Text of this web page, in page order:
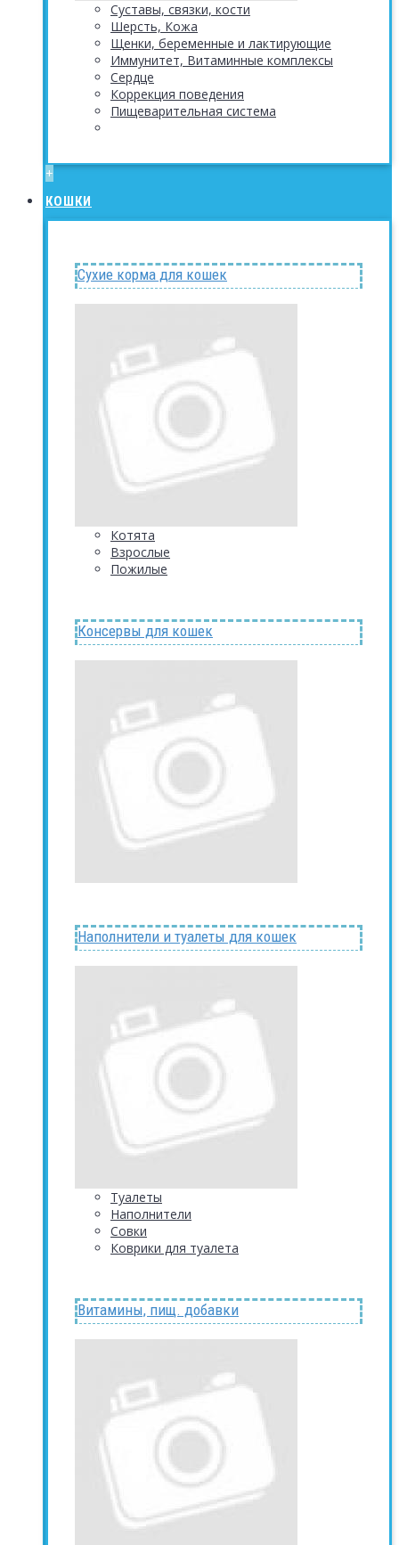
Суставы, связки, кости
Шерсть, Кожа
Щенки, беременные и лактирующие
Иммунитет, Витаминные комплексы
Сердце
Коррекция поведения
Пищеварительная система
+
КОШКИ
Сухие корма для кошек
Котята
Взрослые
Пожилые
Консервы для кошек
Наполнители и туалеты для кошек
Туалеты
Наполнители
Совки
Коврики для туалета
Витамины, пищ. добавки